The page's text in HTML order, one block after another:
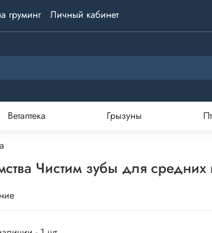
груминг Личный кабинет
Ветаптека Грызуны
Чистим зубы для